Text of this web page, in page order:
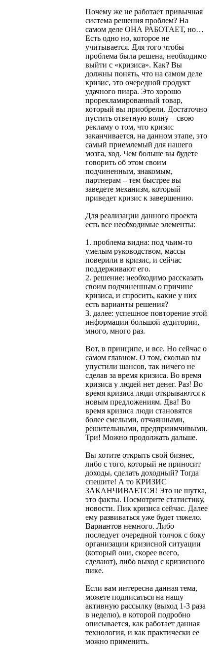
Почему же не работает привычная
система решения проблем? На
самом деле ОНА РАБОТАЕТ, но…
Есть одно но, которое не
учитывается. Для того чтобы
проблема была решена, необходимо
выйти с «кризиса». Как? Вы
должны понять, что на самом деле
кризис, это очередной продукт
удачного пиара. Это хорошо
прорекламированный товар,
который вы приобрели. Достаточно
пустить ответную волну – свою
рекламу о том, что кризис
заканчивается, на данном этапе, это
самый приемлемый для нашего
мозга, ход. Чем больше вы будете
говорить об этом своим
подчиненным, знакомым,
партнерам – тем быстрее вы
заведете механизм, который
приведет кризис к завершению.
Для реализации данного проекта
есть все необходимые элементы:
1. проблема видна: под чьим-то
умелым руководством, массы
поверили в кризис, и сейчас
поддерживают его.
2. решение: необходимо рассказать
своим подчиненным о причине
кризиса, и спросить, какие у них
есть варианты решения?
3. далее: успешное повторение этой
информации большой аудитории,
много, много раз.
Вот, в принципе, и все. Но сейчас о
самом главном. О том, сколько вы
упустили шансов, так ничего не
сделав за время кризиса. Во время
кризиса у людей нет денег. Раз! Во
время кризиса люди открываются к
новым предложениям. Два! Во
время кризиса люди становятся
более смелыми, отчаянными,
решительными, предприимчивыми.
Три! Можно продолжать дальше.
Вы хотите открыть свой бизнес,
либо с того, который не приносит
доходы, сделать доходный? Тогда
спешите! А то КРИЗИС
ЗАКАНЧИВАЕТСЯ! Это не шутка,
это факты. Посмотрите статистику,
новости. Пик кризиса сейчас. Далее
ему развиваться уже будет тяжело.
Вариантов немного. Либо
последует очередной толчок с боку
организации кризисной ситуации
(который они, скорее всего,
сделают), либо выход с кризисного
пике.
Если вам интересна данная тема,
можете подписаться на нашу
активную рассылку (выход 1-3 раза
в неделю), в которой подробно
описывается, как работает данная
технология, и как практически ее
можно применить.